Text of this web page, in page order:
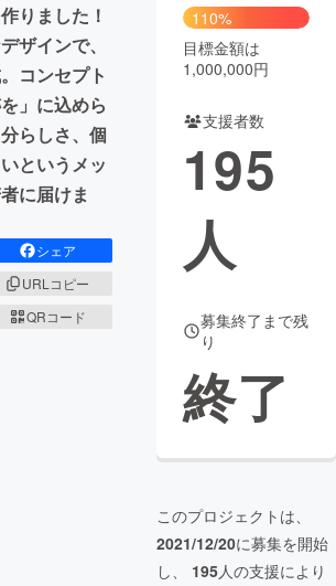
Social Good
CAMPFIRE Creation
るさと納税machi-ya コミュニティ
りました！
ザインで、
コンセプト
」に込めら
らしさ、個
というメッ
に届けま
シェア
URLコピー
QRコード
110%
目標金額は
1,000,000円
支援者数
195
人
募集終了まで残
り
終了
このプロジェクトは、
2021/12/20に募集を開始
し、 195人の支援により